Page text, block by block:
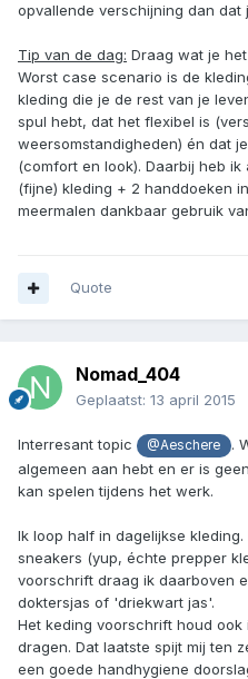
opvallende verschijning dan dat
Tip van de dag: Draag wat je
Worst case scenario is de
kleding die je de rest van je
spul hebt, dat het flexibel is
weersomstandigheden) én dat
(comfort en look). Daarbij heb
(fijne) kleding + 2 handdoeken
meermalen dankbaar gebruik
Quote
Nomad_404
Geplaatst: 13 april 2015
Interresant topic @Aeschere
.
algemeen aan hebt en er is
kan spelen tijdens het werk.
Ik loop half in dagelijkse
sneakers (yup, échte prepper
voorschrift draag ik daarboven
doktersjas of 'driekwart jas'.
Het keding voorschrift houd
dragen. Dat laatste spijt mij ten
een goede handhygiene